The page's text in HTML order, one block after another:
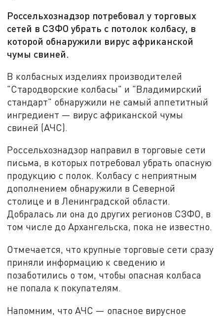
Россельхознадзор потребовал у торговых
сетей в СЗФО убрать с потолок колбасу, в
которой обнаружили вирус африканской
чумы свиней.
В колбасных изделиях производителей
"Стародворские колбасы" и "Владимирский
стандарт" обнаружили не самый аппетитный
ингредиент — вирус африканской чумы
свиней (АЧС).
Россельхознадзор направил в торговые сети
письма, в которых потребовал убрать опасную
продукцию с полок. Колбасу с неприятным
дополнением обнаружили в Северной
столице и в Ленинградской области.
Добралась ли она до других регионов СЗФО, в
том числе до Архангельска, пока не известно.
Отмечается, что крупные торговые сети сразу
приняли информацию к сведению и
позаботились о том, чтобы опасная колбаса
не попала к покупателям.
Напомним, что АЧС — опасное вирусное